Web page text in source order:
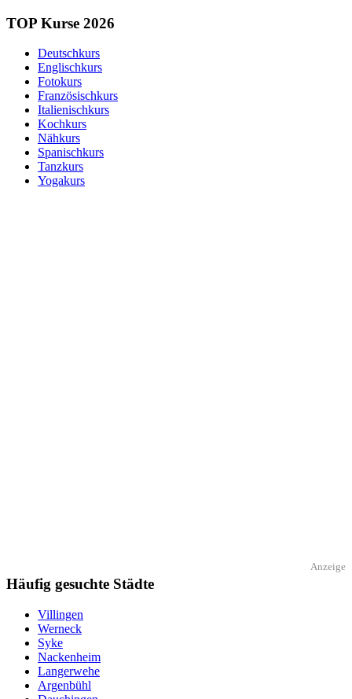
TOP Kurse 2026
Deutschkurs
Englischkurs
Fotokurs
Französischkurs
Italienischkurs
Kochkurs
Nähkurs
Spanischkurs
Tanzkurs
Yogakurs
Anzeige
Häufig gesuchte Städte
Villingen
Werneck
Syke
Nackenheim
Langerwehe
Argenbühl